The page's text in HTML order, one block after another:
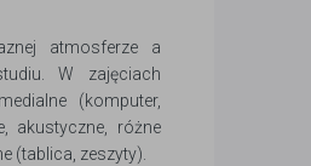
atmosferze a
W zajęciach
(komputer,
akustyczne, różne
(tablica, zeszyty).